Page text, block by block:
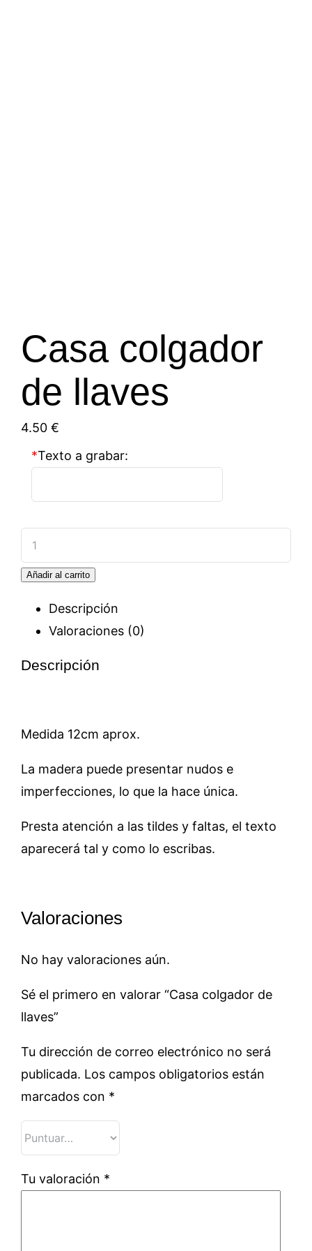
Casa colgador
de llaves
4.50 €
*Texto a grabar:
Casa
colgador
de
llaves
cantidad
Añadir al carrito
Descripción
Valoraciones (0)
Descripción
Medida 12cm aprox.
La madera puede presentar nudos e
imperfecciones, lo que la hace única.
Presta atención a las tildes y faltas, el texto
aparecerá tal y como lo escribas.
Valoraciones
No hay valoraciones aún.
Sé el primero en valorar “Casa colgador de
llaves”
Tu dirección de correo electrónico no será
publicada. Los campos obligatorios están
marcados con *
Tu valoración *